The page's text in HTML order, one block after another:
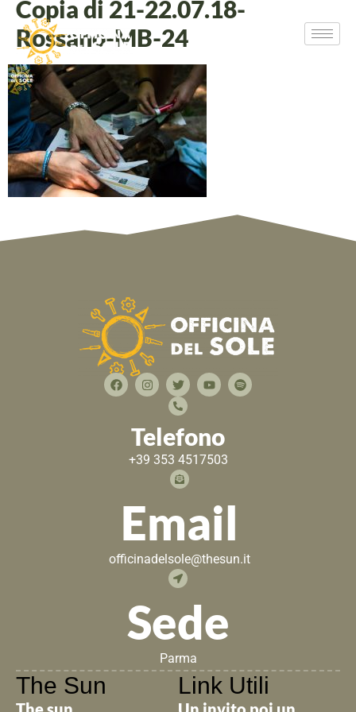
Copia di 21-22.07.18-
Rossano-MB-24
Telefono
+39 353 4517503
Email
officinadelsole@thesun.it
Sede
Parma
The Sun Link Utili